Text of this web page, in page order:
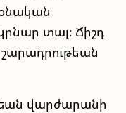
տալ։ Ճիշդ
վարժարանի